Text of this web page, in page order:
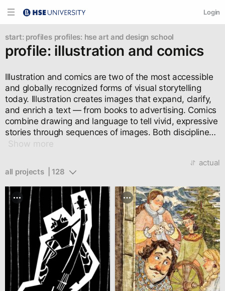
Login
start: profiles profiles: hse art and design school
profile: illustration and comics
Illustration and comics are two of the most accessible
and globally recognized forms of visual storytelling
today. Illustration creates images that expand, clarify,
and enrich a text — from books to advertising. Comics
combine drawing and language to tell vivid, expressive
stories through sequences of images. Both disciplines
demand not only strong artistic skills but also a deep
visual character development.
Show more
all projects  | 128
actual